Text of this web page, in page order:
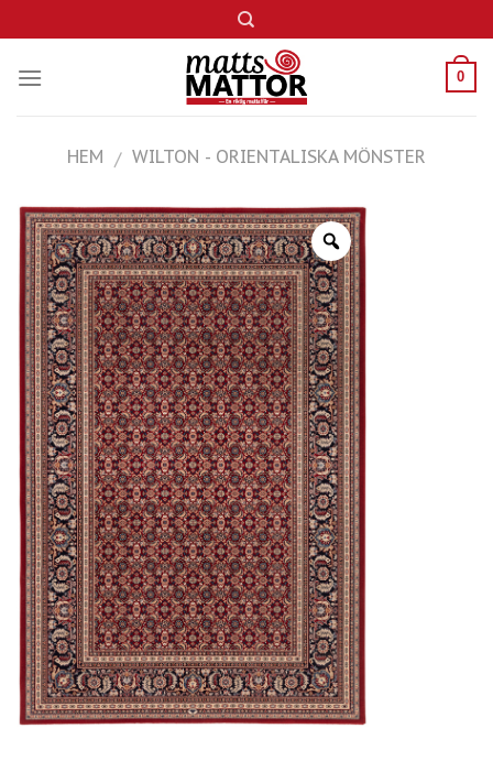
to
content
0
HEM / WILTON - ORIENTALISKA MÖNSTER